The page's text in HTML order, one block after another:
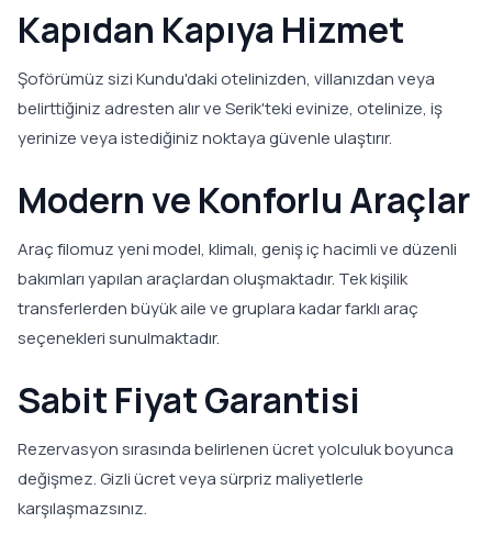
Kapıdan Kapıya Hizmet
Şoförümüz sizi Kundu'daki otelinizden, villanızdan veya
belirttiğiniz adresten alır ve Serik'teki evinize, otelinize, iş
yerinize veya istediğiniz noktaya güvenle ulaştırır.
Modern ve Konforlu Araçlar
Araç filomuz yeni model, klimalı, geniş iç hacimli ve düzenli
bakımları yapılan araçlardan oluşmaktadır. Tek kişilik
transferlerden büyük aile ve gruplara kadar farklı araç
seçenekleri sunulmaktadır.
Sabit Fiyat Garantisi
Rezervasyon sırasında belirlenen ücret yolculuk boyunca
değişmez. Gizli ücret veya sürpriz maliyetlerle
karşılaşmazsınız.